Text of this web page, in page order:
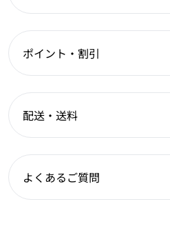
ポイント・割引
配送・送料
よくあるご質問